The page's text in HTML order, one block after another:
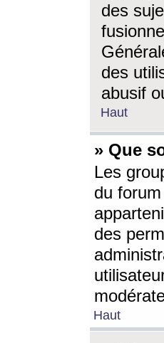
des
des
abusif
Haut
» Que
Les
du
des
Haut